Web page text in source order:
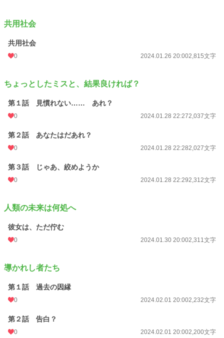
共用社会
共用社会
0 2024.01.26 20:002,815文字
ちょっとしたミスと、結果良ければ？
第１話 見慣れない…… あれ？
0 2024.01.28 22:272,037文字
第２話 あなたはだあれ？
0 2024.01.28 22:282,027文字
第３話 じゃあ、絞めようか
0 2024.01.28 22:292,312文字
人類の未来は何処へ
彼女は、ただ佇む
0 2024.01.30 20:002,311文字
導かれし者たち
第１話 過去の因縁
0 2024.02.01 20:002,232文字
第２話 告白？
0 2024.02.01 20:002,200文字